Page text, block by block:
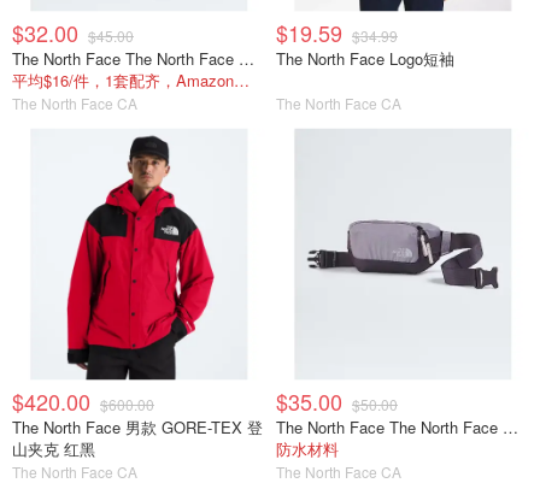
$32.00 $45.00
The North Face The North Face Baby 24/7 套装
平均$16/件，1套配齐，Amazon套装$41
The North Face CA
$19.59 $34.99
The North Face Logo短袖
The North Face CA
$420.00 $600.00
The North Face 男款 GORE-TEX 登
山夹克 红黑
The North Face CA
$35.00 $50.00
The North Face The North Face Base Camp Voyager 腰包
防水材料
The North Face CA